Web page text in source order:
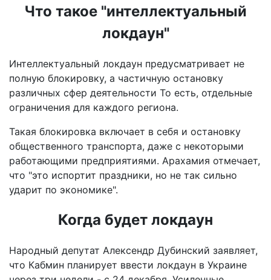
Что такое "интеллектуальный
локдаун"
Интеллектуальный локдаун предусматривает не
полную блокировку, а частичную остановку
различных сфер деятельности То есть, отдельные
ограничения для каждого региона.
Такая блокировка включает в себя и остановку
общественного транспорта, даже с некоторыми
работающими предприятиями. Арахамия отмечает,
что "это испортит праздники, но не так сильно
ударит по экономике".
Когда будет локдаун
Народный депутат Алексендр Дубинский заявляет,
что Кабмин планирует ввести локдаун в Украине